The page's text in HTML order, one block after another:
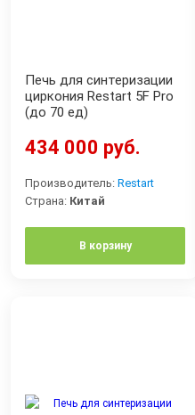
Печь для синтеризации
циркония Restart 5F Pro
(до 70 ед)
434 000 руб.
Производитель: Restart
Страна: Китай
В корзину